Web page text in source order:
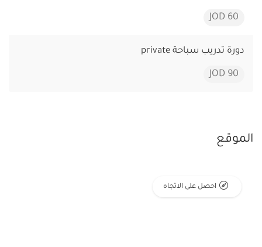
60 JOD
دورة تدريب سباحة private
90 JOD
الموقع
احصل على الاتجاه